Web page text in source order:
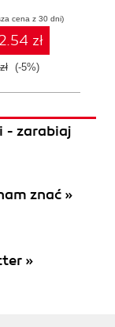
cena z 30 dni)
zł
(-5%)
- zarabiaj
znać »
»